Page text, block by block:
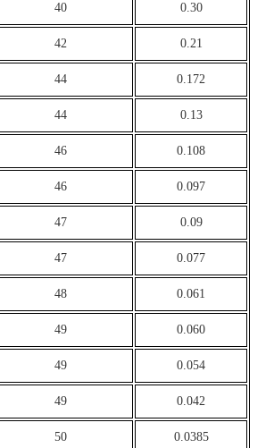
40 0.30
42 0.21
44 0.172
44 0.13
46 0.108
46 0.097
47 0.09
47 0.077
48 0.061
49 0.060
49 0.054
49 0.042
50 0.0385